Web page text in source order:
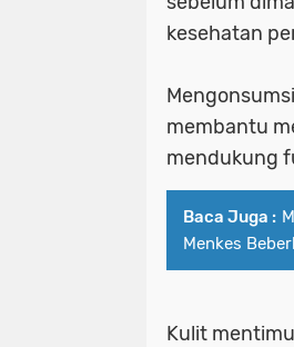
kesehatan
membantu
mendukung
Baca Juga :
Menkes
Kulit